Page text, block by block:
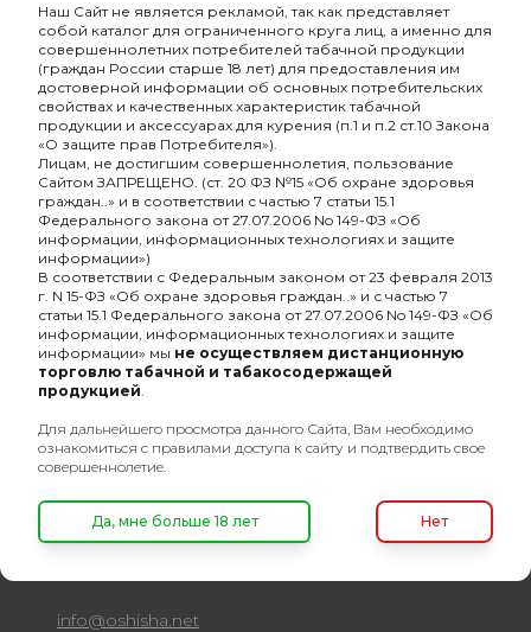
Бренд- Hoob
Материал-сталь
Разборный-Нет
безнал-Да
Оптовый портал
товаров для кальяна
8 (495) 740-22-08
8 (800) 222-82-00
Время работы
info@oshisha.net
Наш Сайт не является рекламой, так как представляет
собой каталог для ограниченного круга лиц, а именно для
совершеннолетних потребителей табачной продукции
(граждан России старше 18 лет) для предоставления им
достоверной информации об основных потребительских
свойствах и качественных характеристик табачной
продукции и аксессуарах для курения (п.1 и п.2 ст.10 Закона
«О защите прав Потребителя»).
Лицам, не достигшим совершеннолетия, пользование
Сайтом ЗАПРЕЩЕНО. (ст. 20 ФЗ №15 «Об охране здоровья
граждан..» и в соответствии с частью 7 статьи 15.1
Федерального закона от 27.07.2006 No 149-ФЗ «Об
информации, информационных технологиях и защите
информации»)
В соответствии с Федеральным законом от 23 февраля 2013
г. N 15-ФЗ «Об охране здоровья граждан..» и с частью 7
статьи 15.1 Федерального закона от 27.07.2006 No 149-ФЗ «Об
информации, информационных технологиях и защите
информации» мы не осуществляем дистанционную
торговлю табачной и табакосодержащей
продукцией
Для дальнейшего просмотра данного Сайта, Вам необходимо
ознакомиться с правилами доступа к сайту и подтвердить свое
совершеннолетие.
Да, мне больше 18 лет Нет